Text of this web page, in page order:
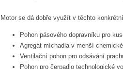
Motor se dá dobře využít v těchto
Pohon pásového dopravníku pro
Agregát míchadla v menší
Ventilační pohon pro odsávání
Pohon pro čerpadlo technologické